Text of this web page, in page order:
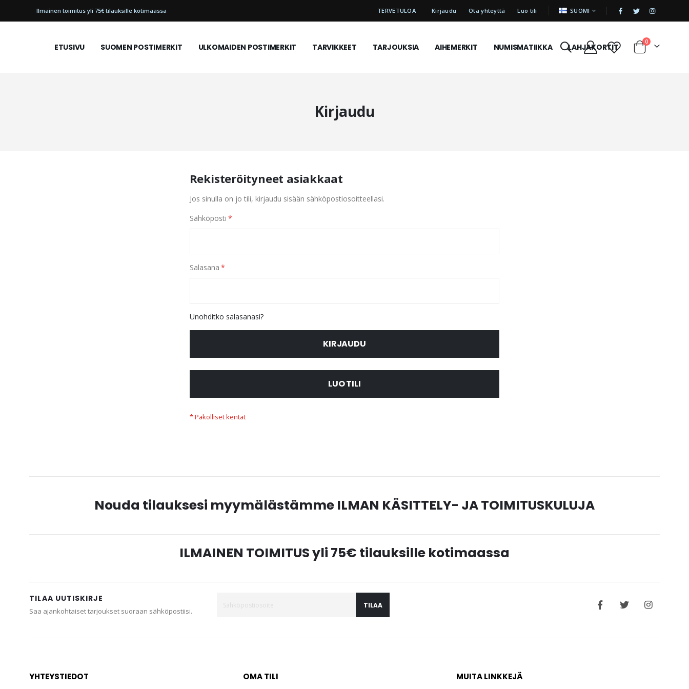
TERVETULOA Kirjaudu Ota yhteyttä Luo tili KIELI SUOMI |
Ilmainen toimitus yli 75€ tilauksille kotimaassa
ETUSIVU SUOMEN POSTIMERKIT ULKOMAIDEN POSTIMERKIT TARVIKKEET TARJOUKSIA AIHEMERKIT NUMISMATIIKKA LAHJAKORTIT Cart
0tuotetta
Kirjaudu
Rekisteröityneet asiakkaat
Jos sinulla on jo tili, kirjaudu sisään sähköpostiosoitteellasi.
Sähköposti
Salasana
Unohditko salasanasi?
KIRJAUDU
LUO TILI
Nouda tilauksesi myymälästämme ILMAN KÄSITTELY- JA TOIMITUSKULUJA
ILMAINEN TOIMITUS yli 75€ tilauksille kotimaassa
TILAA UUTISKIRJE
Saa ajankohtaiset tarjoukset suoraan sähköpostiisi.
TILAA
YHTEYSTIEDOT OMA TILI MUITA LINKKEJÄ